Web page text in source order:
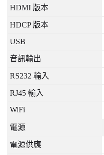
HDMI 版本
HDCP 版本
USB
音訊輸出
RS232 輸入
RJ45 輸入
WiFi
電源
電源供應